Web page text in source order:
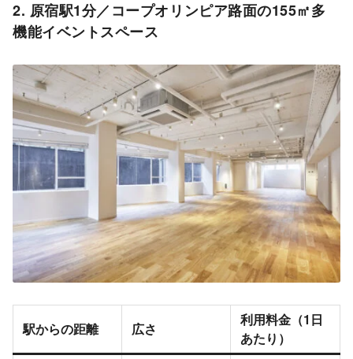
2. 原宿駅1分／コープオリンピア路面の155㎡多
機能イベントスペース
駅からの距離 広さ
利用料金（1日
あたり）